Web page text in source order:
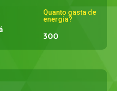
Quanto gasta de
energia?
300